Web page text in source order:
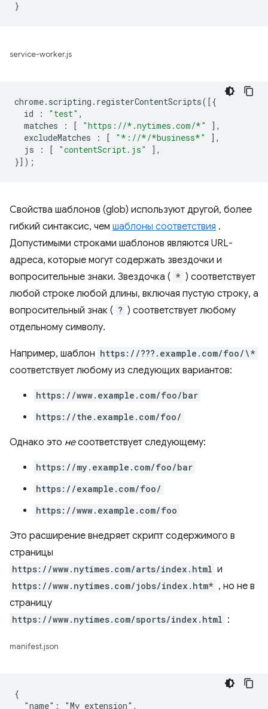
service-worker.js
chrome. scripting . registerContentScripts([{
id
: "test" ,
matches
: [ "https://*.nytimes.com/*"
],
excludeMatches
: [ "*://*/*business*"
],
js
: [ "contentScript.js"
],
}]);
Свойства шаблонов (glob) используют другой, более
гибкий синтаксис, чем шаблоны соответствия .
Допустимыми строками шаблонов являются URL-
адреса, которые могут содержать звездочки и
вопросительные знаки. Звездочка ( * ) соответствует
любой строке любой длины, включая пустую строку, а
вопросительный знак ( ? ) соответствует любому
отдельному символу.
Например, шаблон https://???.example.com/foo/\*
соответствует любому из следующих вариантов:
https://www.example.com/foo/bar
https://the.example.com/foo/
Однако это несоответствует следующему:
https://my.example.com/foo/bar
https://example.com/foo/
https://www.example.com/foo
Это расширение внедряет скрипт содержимого в
страницы
https://www.nytimes.com/arts/index.html и
https://www.nytimes.com/jobs/index.htm* , но не в
страницу
https://www.nytimes.com/sports/index.html :
manifest.json
{
  "name": "My extension",